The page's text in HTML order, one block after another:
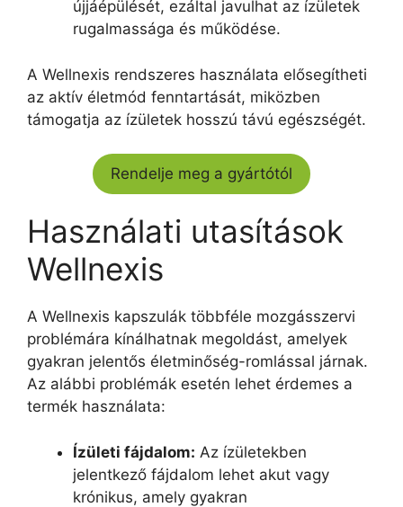
újjáépülését, ezáltal javulhat az ízületek
rugalmassága és működése.
A Wellnexis rendszeres használata elősegítheti
az aktív életmód fenntartását, miközben
támogatja az ízületek hosszú távú egészségét.
Rendelje meg a gyártótól
Használati utasítások
Wellnexis
A Wellnexis kapszulák többféle mozgásszervi
problémára kínálhatnak megoldást, amelyek
gyakran jelentős életminőség-romlással járnak.
Az alábbi problémák esetén lehet érdemes a
termék használata:
Ízületi fájdalom: Az ízületekben
jelentkező fájdalom lehet akut vagy
krónikus, amely gyakran